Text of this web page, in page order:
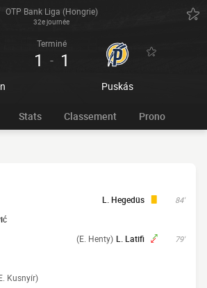
OTP Bank Liga (Hongrie)
32e journée
Terminé
1 - 1
Puskás
Stats Classement Prono
84'
L. Hegedüs
79'
L. Latifi
(E. Henty)
Kusnyír)